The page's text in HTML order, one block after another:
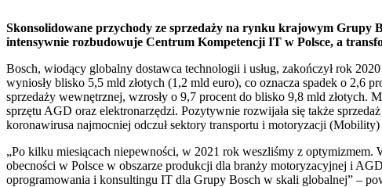
Skonsolidowane przychody ze sprzedaży na rynku krajowym Grupy
intensywnie rozbudowuje Centrum Kompetencji IT w Polsce, a
Bosch, wiodący globalny dostawca technologii i usług, zakończył rok
wyniosły blisko 5,5 mld złotych (1,2 mld euro), co oznacza spadek o 2,6
sprzedaży wewnętrznej, wzrosły o 9,7 procent do blisko 9,8 mld złotych.
sprzętu AGD oraz elektronarzędzi. Pozytywnie rozwijała się także
koronawirusa najmocniej odczuł sektory transportu i motoryzacji
„Po kilku miesiącach niepewności, w 2021 rok weszliśmy z optymizmem.
obecności w Polsce w obszarze produkcji dla branży motoryzacyjnej i
oprogramowania i konsultingu IT dla Grupy Bosch w skali globalnej” –